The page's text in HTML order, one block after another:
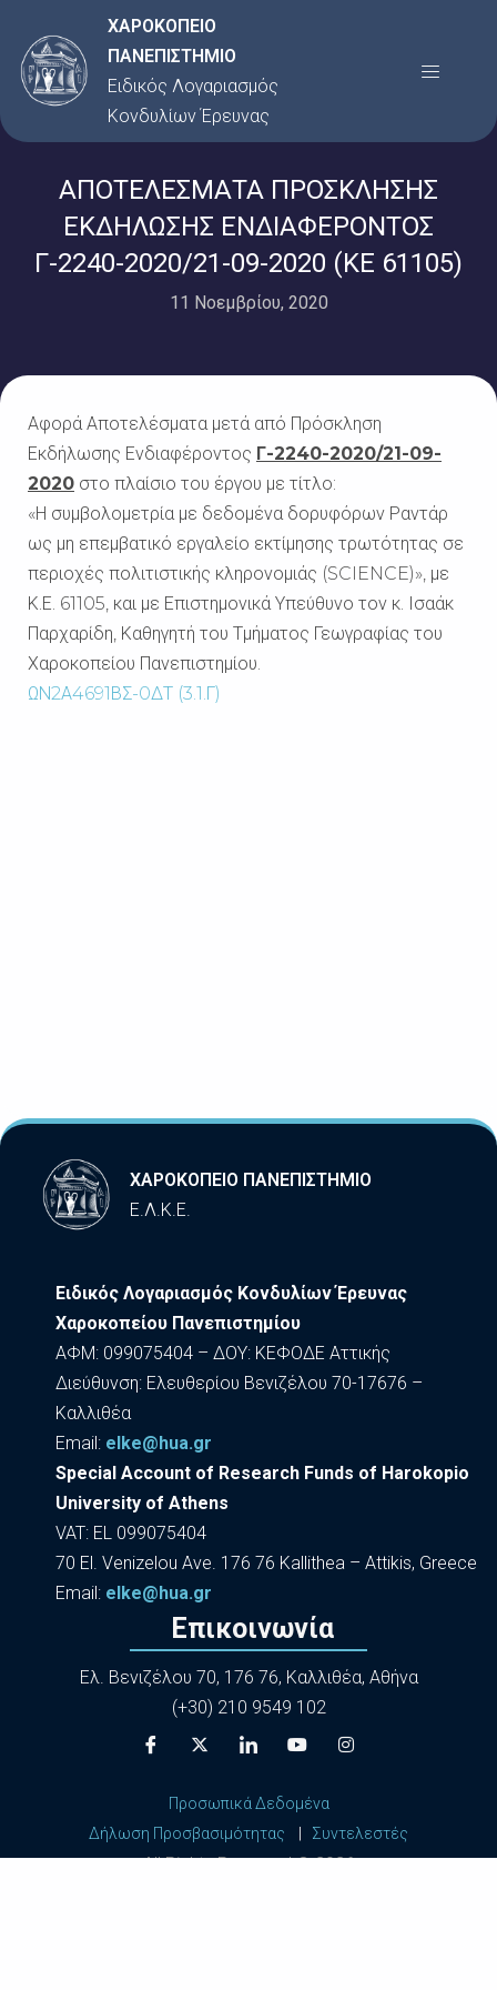
στο
περιεχόμενο
ΧΑΡΟΚΟΠΕΙΟ
ΠΑΝΕΠΙΣΤΗΜΙΟ
Ειδικός Λογαριασμός
Κονδυλίων Έρευνας
Menu
ΑΠΟΤΕΛΕΣΜΑΤΑ ΠΡΟΣΚΛΗΣΗΣ
ΕΚΔΗΛΩΣΗΣ ΕΝΔΙΑΦΕΡΟΝΤΟΣ
Γ-2240-2020/21-09-2020 (KE 61105)
11 Νοεμβρίου, 2020
Αφορά Αποτελέσματα μετά από Πρόσκληση
Εκδήλωσης Ενδιαφέροντος Γ-2240-2020/21-09-
2020 στο πλαίσιο του έργου με τίτλο:
«Η συμβολομετρία με δεδομένα δορυφόρων Ραντάρ
ως μη επεμβατικό εργαλείο εκτίμησης τρωτότητας σε
περιοχές πολιτιστικής κληρονομιάς (SCIENCE)», με
Κ.Ε. 61105, και με Επιστημονικά Υπεύθυνο τον κ. Ισαάκ
Παρχαρίδη, Καθηγητή του Τμήματος Γεωγραφίας του
Χαροκοπείου Πανεπιστημίου.
ΩΝ2Α4691ΒΣ-0ΔΤ (3.1.Γ)
ΧΑΡΟΚΟΠΕΙΟ ΠΑΝΕΠΙΣΤΗΜΙΟ
Ε.Λ.Κ.Ε.
Ειδικός Λογαριασμός Κονδυλίων Έρευνας
Χαροκοπείου Πανεπιστημίου
ΑΦΜ: 099075404 – ΔΟΥ: ΚΕΦΟΔΕ Αττικής
Διεύθυνση: Ελευθερίου Βενιζέλου 70-17676 –
Καλλιθέα
Εmail: elke@hua.gr
Special Account of Research Funds of Harokopio
University of Athens
VAT: EL 099075404
70 El. Venizelou Ave. 176 76 Kallithea – Attikis, Greece
Εmail: elke@hua.gr
Επικοινωνία
Ελ. Βενιζέλου 70, 176 76, Καλλιθέα, Αθήνα
(+30) 210 9549 102
Προσωπικά Δεδομένα
Δήλωση Προσβασιμότητας
Συντελεστές
All Rights Reserved ©2026